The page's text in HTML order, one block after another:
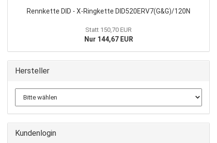
Rennkette DID - X-Ringkette DID520ERV7(G&G)/120N
Statt 150,70 EUR
Nur 144,67 EUR
Hersteller
Kundenlogin